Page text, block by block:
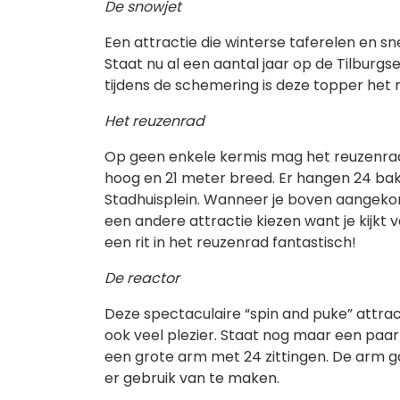
De snowjet
Een attractie die winterse taferelen en
Staat nu al een aantal jaar op de
tijdens de schemering is deze topper
Het reuzenrad
Op geen enkele kermis mag het
hoog en 21 meter breed. Er hangen 24
Stadhuisplein. Wanneer je boven
een andere attractie kiezen want je kijkt
een rit in het reuzenrad fantastisch!
De reactor
Deze spectaculaire “spin and puke”
ook veel plezier. Staat nog maar een
een grote arm met 24 zittingen. De arm
er gebruik van te maken.